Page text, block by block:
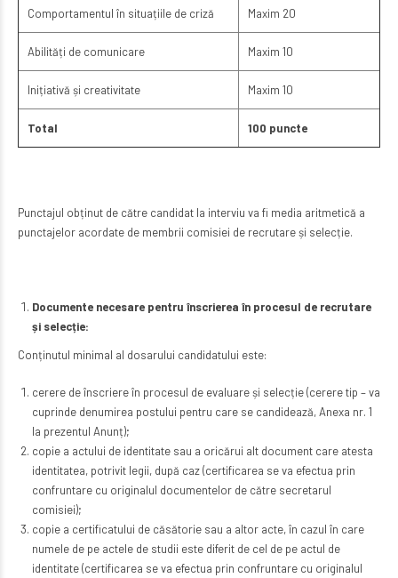
Comportamentul în situațiile de criză Maxim 20
Abilități de comunicare Maxim 10
Inițiativă și creativitate Maxim 10
Total 100 puncte
Punctajul obținut de către candidat la interviu va fi media aritmetică a
punctajelor acordate de membrii comisiei de recrutare și selecție.
Documente necesare pentru înscrierea în procesul de recrutare
și selecție:
Conținutul minimal al dosarului candidatului este:
cerere de înscriere în procesul de evaluare și selecție (cerere tip – va
cuprinde denumirea postului pentru care se candidează, Anexa nr. 1
la prezentul Anunț);
copie a actului de identitate sau a oricărui alt document care atesta
identitatea, potrivit legii, după caz (certificarea se va efectua prin
confruntare cu originalul documentelor de către secretarul
comisiei);
copie a certificatului de căsătorie sau a altor acte, în cazul în care
numele de pe actele de studii este diferit de cel de pe actul de
identitate (certificarea se va efectua prin confruntare cu originalul